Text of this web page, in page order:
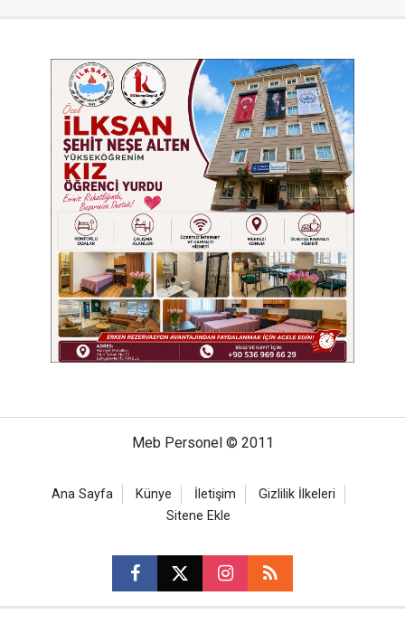
Meb Personel © 2011
Ana Sayfa Künye İletişim
Gizlilik İlkeleri
Sitene Ekle